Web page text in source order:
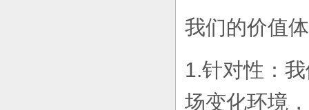
我们的价值
1.针对性：
场变化环境